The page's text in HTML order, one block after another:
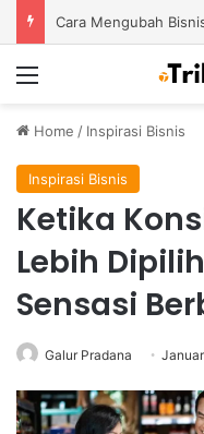
Home / Inspirasi Bisnis
Inspirasi Bisnis
Ketika
Lebih
Sensasi
Galur Pradana